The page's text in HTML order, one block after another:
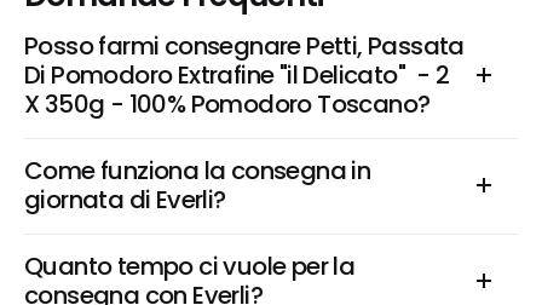
Posso farmi consegnare Petti, Passata
Di Pomodoro Extrafine "il Delicato"  - 2
X 350g - 100% Pomodoro Toscano?
Come funziona la consegna in
giornata di Everli?
Quanto tempo ci vuole per la
consegna con Everli?